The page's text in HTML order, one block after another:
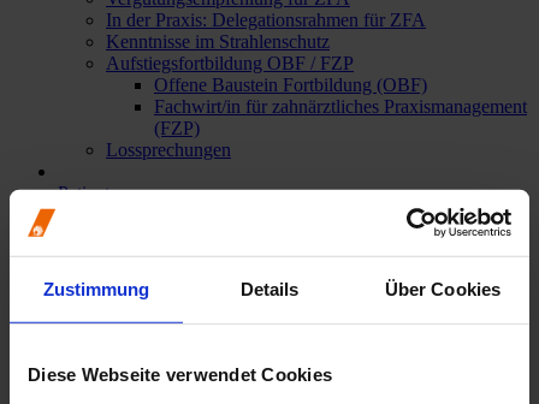
Zustimmung Details Über Cookies
Diese Webseite verwendet Cookies
In der Praxis: Delegationsrahmen für ZFA
Kenntnisse im Strahlenschutz
Aufstiegsfortbildung OBF / FZP
Offene Baustein Fortbildung (OBF)
Fachwirt/in für zahnärztliches Praxismanagement
(FZP)
Lossprechungen
Patienten
Zahnarztsuche
Patienteninformationen
Gesund im Mund – bei Handicap und
Pflegebedarf
Mundhygiene & Zahnpflege
Prophylaxe & Vorsorge